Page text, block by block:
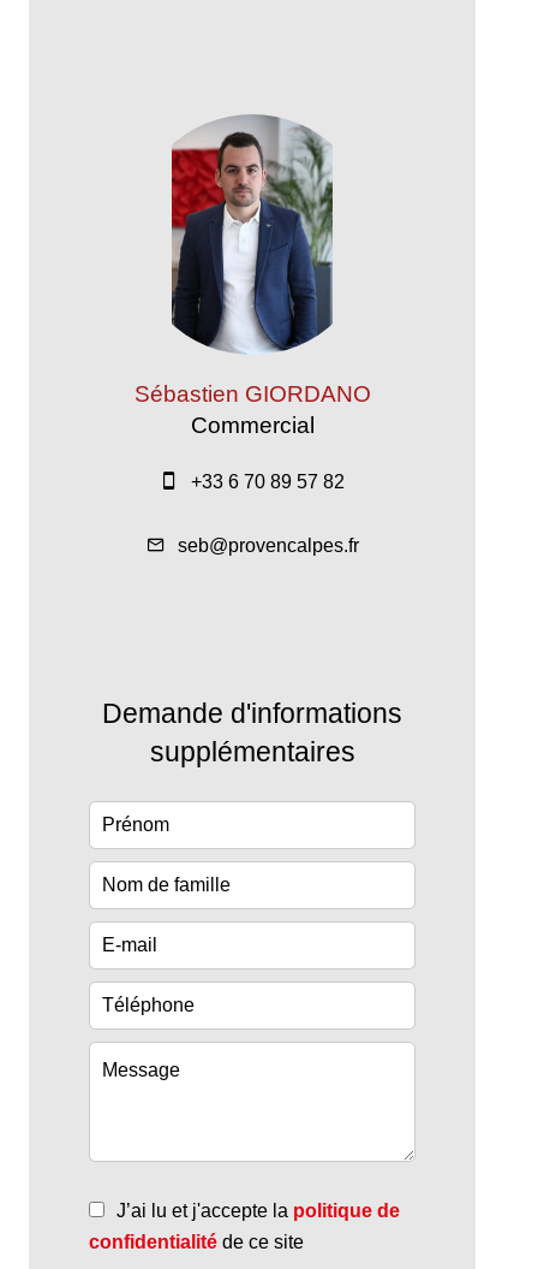
Sébastien GIORDANO
Commercial
+33 6 70 89 57 82
seb@provencalpes.fr
Demande d'informations
supplémentaires
J’ai lu et j'accepte la politique de
confidentialité de ce site